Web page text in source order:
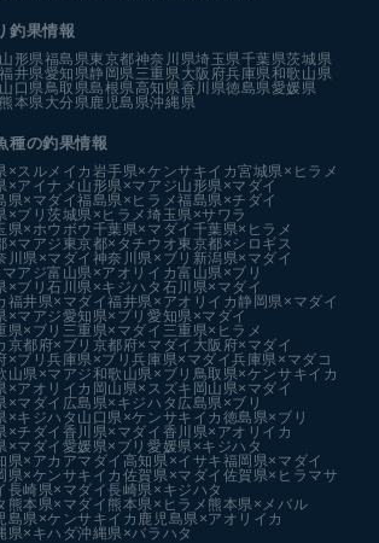
釣果情報
山形県福島県東京都神奈川県埼玉県千葉県茨城県
福井県愛知県静岡県 三重県 大阪府兵庫県和歌山県
山口県 鳥取県島根県高知県香川県徳島県愛媛県
熊本県 大分県 鹿児島県沖縄県
種の釣果情報
×スルメイカ 岩手県×ケンサキイカ宮城県×ヒラメ
×アイナメ 山形県×マアジ山形県×マダイ
県×マダイ福島県×ヒラメ福島県×チダイ
×ブリ茨城県×ヒラメ埼玉県×サワラ
県×ホウボウ 千葉県×マダイ 千葉県×ヒラメ
×マアジ 東京都×タチウオ東京都×シロギス
川県×マダイ 神奈川県×ブリ 新潟県×マダイ
アジ富山県×アオリイカ富山県×ブリ
×ブリ石川県×キジハタ 石川県×マダイ
福井県×マダイ福井県×アオリイカ静岡県×マダイ
×マアジ愛知県×ブリ愛知県×マダイ
県×ブリ 三重県×マダイ 三重県×ヒラメ
京都府×ブリ 京都府×マダイ 大阪府×マダイ
×ブリ兵庫県×ブリ兵庫県×マダイ兵庫県×マダコ
山県×マアジ和歌山県×ブリ 鳥取県×ケンサキイカ
×アオリイカ 岡山県×スズキ 岡山県×マダイ
×マダイ 広島県×キジハタ 広島県×ブリ
×キジハタ 山口県×ケンサキイカ 徳島県×ブリ
×チダイ 香川県×マダイ 香川県×アオリイカ
×マダイ 愛媛県×ブリ愛媛県×キジハタ
県×アカアマダイ 高知県×イサキ福岡県×マダイ
県×ケンサキイカ 佐賀県×マダイ 佐賀県×ヒラマサ
長崎県×マダイ長崎県×キジハタ
熊本県×マダイ 熊本県×ヒラメ 熊本県×メバル
島県×ケンサキイカ 鹿児島県×アオリイカ
県×キハダ沖縄県×バラハタ